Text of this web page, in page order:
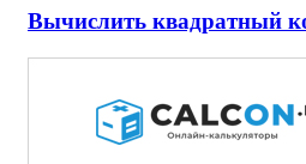
Вычислить квадратный